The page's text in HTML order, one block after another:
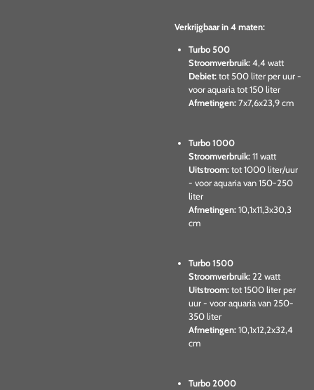
Verkrijgbaar in 4 maten:
Turbo 500
Stroomverbruik: 4,4 watt
Debiet: tot 500 liter per uur -
voor aquaria tot 150 liter
Afmetingen: 7x7,6x23,9 cm
Turbo 1000
Stroomverbruik: 11 watt
Uitstroom: tot 1000 liter/uur
- voor aquaria van 150-250
liter
Afmetingen: 10,1x11,3x30,3
cm
Turbo 1500
Stroomverbruik: 22 watt
Uitstroom: tot 1500 liter per
uur - voor aquaria van 250-
350 liter
Afmetingen: 10,1x12,2x32,4
cm
Turbo 2000